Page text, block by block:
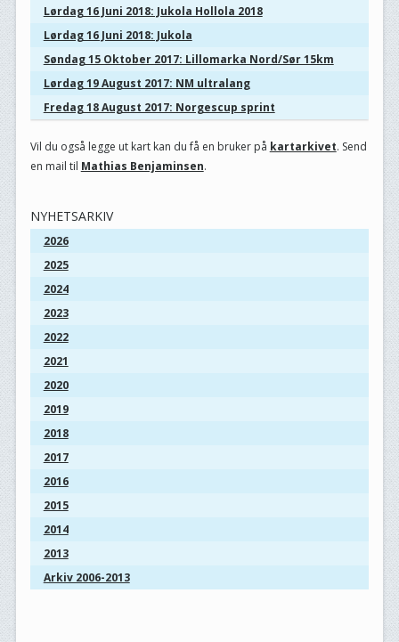
Lørdag 16 Juni 2018: Jukola Hollola 2018
Lørdag 16 Juni 2018: Jukola
Søndag 15 Oktober 2017: Lillomarka Nord/Sør 15km
Lørdag 19 August 2017: NM ultralang
Fredag 18 August 2017: Norgescup sprint
Vil du også legge ut kart kan du få en bruker på kartarkivet. Send
en mail til Mathias Benjaminsen.
NYHETSARKIV
2026
2025
2024
2023
2022
2021
2020
2019
2018
2017
2016
2015
2014
2013
Arkiv 2006-2013